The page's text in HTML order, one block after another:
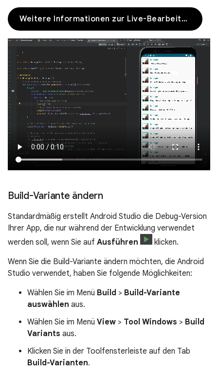
Weitere Informationen zur Live-Bearbeitung
Build-Variante ändern
Standardmäßig erstellt Android Studio die Debug-Version
Ihrer App, die nur während der Entwicklung verwendet
werden soll, wenn Sie auf Ausführen
klicken.
Wenn Sie die Build-Variante ändern möchten, die Android
Studio verwendet, haben Sie folgende Möglichkeiten:
Wählen Sie im Menü Build > Build-Variante
auswählen aus.
Wählen Sie im Menü View > Tool Windows > Build
Variants aus.
Klicken Sie in der Toolfensterleiste auf den Tab
Build-Varianten.